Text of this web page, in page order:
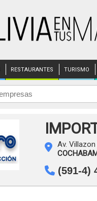
RESTAURANTES TURISMO
Av.
(591-4)